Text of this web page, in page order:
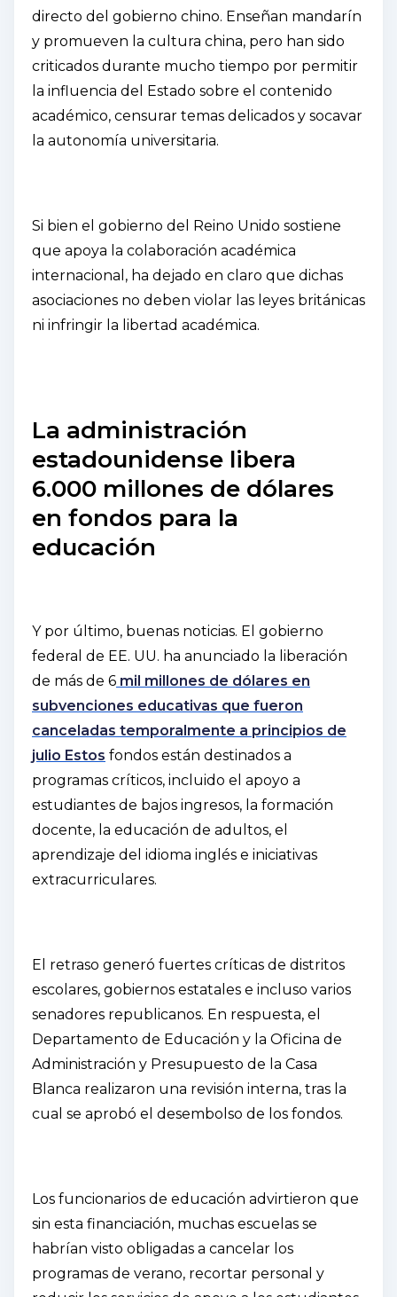
directo del gobierno chino. Enseñan mandarín
y promueven la cultura china, pero han sido
criticados durante mucho tiempo por permitir
la influencia del Estado sobre el contenido
académico, censurar temas delicados y socavar
la autonomía universitaria.
Si bien el gobierno del Reino Unido sostiene
que apoya la colaboración académica
internacional, ha dejado en claro que dichas
asociaciones no deben violar las leyes británicas
ni infringir la libertad académica.
La administración
estadounidense libera
6.000 millones de dólares
en fondos para la
educación
Y por último, buenas noticias. El gobierno
federal de EE. UU. ha anunciado la liberación
de más de 6 mil millones de dólares en
subvenciones educativas que fueron
canceladas temporalmente a principios de
julio Estos fondos están destinados a
programas críticos, incluido el apoyo a
estudiantes de bajos ingresos, la formación
docente, la educación de adultos, el
aprendizaje del idioma inglés e iniciativas
extracurriculares.
El retraso generó fuertes críticas de distritos
escolares, gobiernos estatales e incluso varios
senadores republicanos. En respuesta, el
Departamento de Educación y la Oficina de
Administración y Presupuesto de la Casa
Blanca realizaron una revisión interna, tras la
cual se aprobó el desembolso de los fondos.
Los funcionarios de educación advirtieron que
sin esta financiación, muchas escuelas se
habrían visto obligadas a cancelar los
programas de verano, recortar personal y